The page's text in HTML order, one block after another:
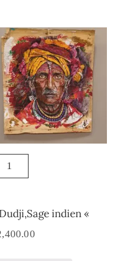
indien «